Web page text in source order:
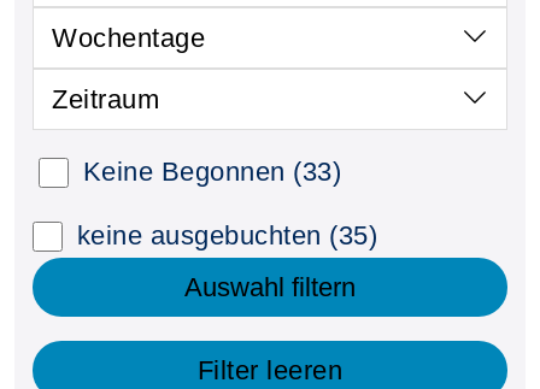
Wochentage
Zeitraum
Keine Begonnen (33)
keine ausgebuchten (35)
Auswahl filtern
Filter leeren